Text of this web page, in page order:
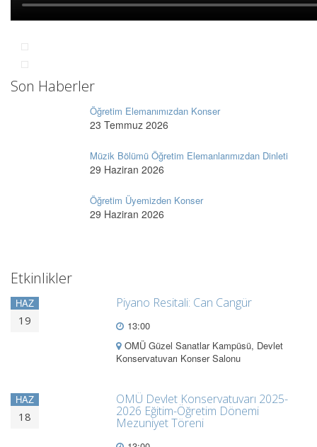
Son Haberler
Öğretim Elemanımızdan Konser
23 Temmuz 2026
Müzik Bölümü Öğretim Elemanlarımızdan Dinleti
29 Haziran 2026
Öğretim Üyemizden Konser
29 Haziran 2026
Etkinlikler
HAZ
19
Piyano Resitali: Can Cangür
13:00
OMÜ Güzel Sanatlar Kampüsü, Devlet
Konservatuvarı Konser Salonu
HAZ
18
OMÜ Devlet Konservatuvarı 2025-
2026 Eğitim-Öğretim Dönemi
Mezuniyet Töreni